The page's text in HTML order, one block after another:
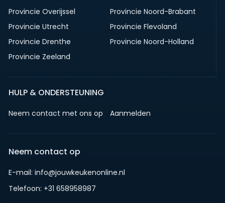
Provincie Overijssel
Provincie Noord-Brabant
Provincie Utrecht
Provincie Flevoland
Provincie Drenthe
Provincie Noord-Holland
Provincie Zeeland
HULP & ONDERSTEUNING
Neem contact met ons op Aanmelden
Neem contact op
E-mail: info@jouwkeukenonline.nl
Telefoon: +31 658958987